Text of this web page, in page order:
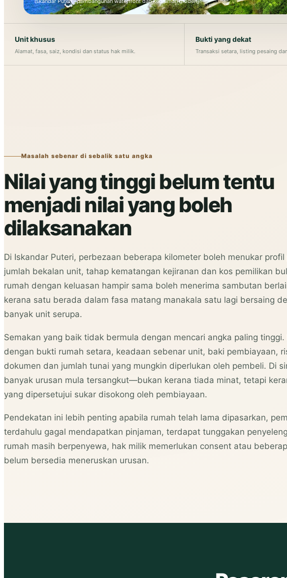
Unit khusus
Alamat, fasa, saiz, kondisi dan status hak milik.
Bukti yang dekat
Transaksi setara, listing pesaing
Masalah sebenar di sebalik satu angka
Nilai yang tinggi belum tentu
menjadi nilai yang boleh
dilaksanakan
Di Iskandar Puteri, perbezaan beberapa kilometer boleh menukar profil
jumlah bekalan unit, tahap kematangan kejiranan dan kos pemilikan
rumah dengan keluasan hampir sama boleh menerima sambutan
kerana satu berada dalam fasa matang manakala satu lagi bersaing
banyak unit serupa.
Semakan yang baik tidak bermula dengan mencari angka paling tinggi.
dengan bukti rumah setara, keadaan sebenar unit, baki pembiayaan,
dokumen dan jumlah tunai yang mungkin diperlukan oleh pembeli. Di
banyak urusan mula tersangkut—bukan kerana tiada minat, tetapi
yang dipersetujui sukar disokong oleh pembiayaan.
Pendekatan ini lebih penting apabila rumah telah lama dipasarkan,
terdahulu gagal mendapatkan pinjaman, terdapat tunggakan
rumah masih berpenyewa, hak milik memerlukan consent atau
belum bersedia meneruskan urusan.